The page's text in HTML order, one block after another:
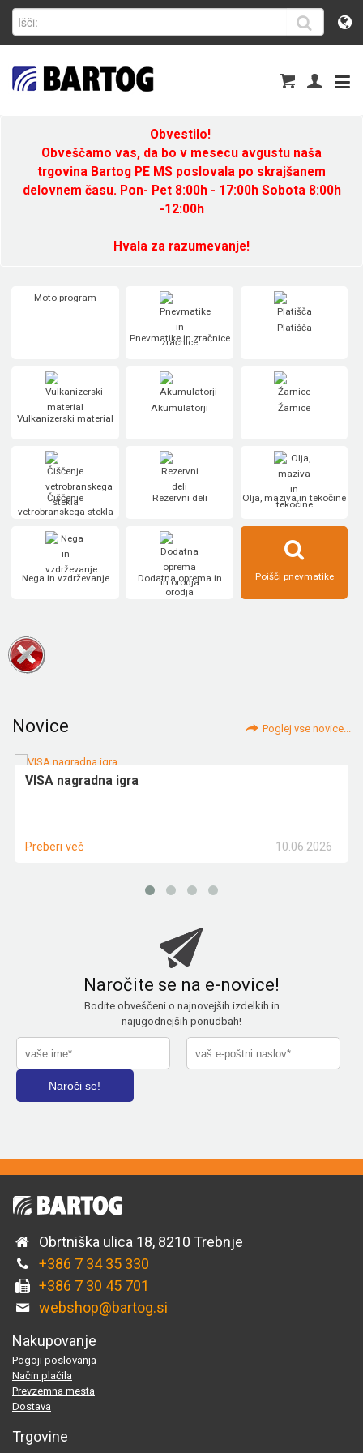
Obvestilo!
Obveščamo vas, da bo v mesecu avgustu naša
trgovina Bartog PE MS poslovala po skrajšanem
delovnem času. Pon- Pet 8:00h - 17:00h Sobota 8:00h
-12:00h
Hvala za razumevanje!
Moto program
Pnevmatike in zračnice
Platišča
Vulkanizerski material
Akumulatorji Žarnice
Čiščenje
vetrobranskega stekla
Rezervni deli Olja, maziva in tekočine
Nega in vzdrževanje
Dodatna oprema in
orodja
Poišči pnevmatike
Novice Poglej vse novice...
VISA nagradna igra
10.06.2026
Preberi več
Naročite se na e-novice!
Bodite obveščeni o najnovejših izdelkih in
najugodnejših ponudbah!
Obrtniška ulica 18, 8210 Trebnje
+386 7 34 35 330
+386 7 30 45 701
webshop@bartog.si
Nakupovanje
Pogoji poslovanja
Način plačila
Prevzemna mesta
Dostava
Trgovine